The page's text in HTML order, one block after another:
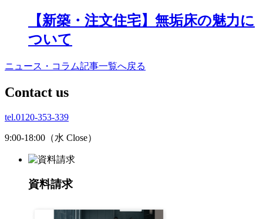
【新築・注文住宅】無垢床の魅力に
ついて
ニュース・コラム記事一覧へ戻る
Contact us
tel.0120-353-339
9:00-18:00（水 Close）
資料請求